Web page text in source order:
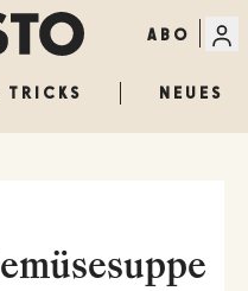
ABO
TRICKS NEUES